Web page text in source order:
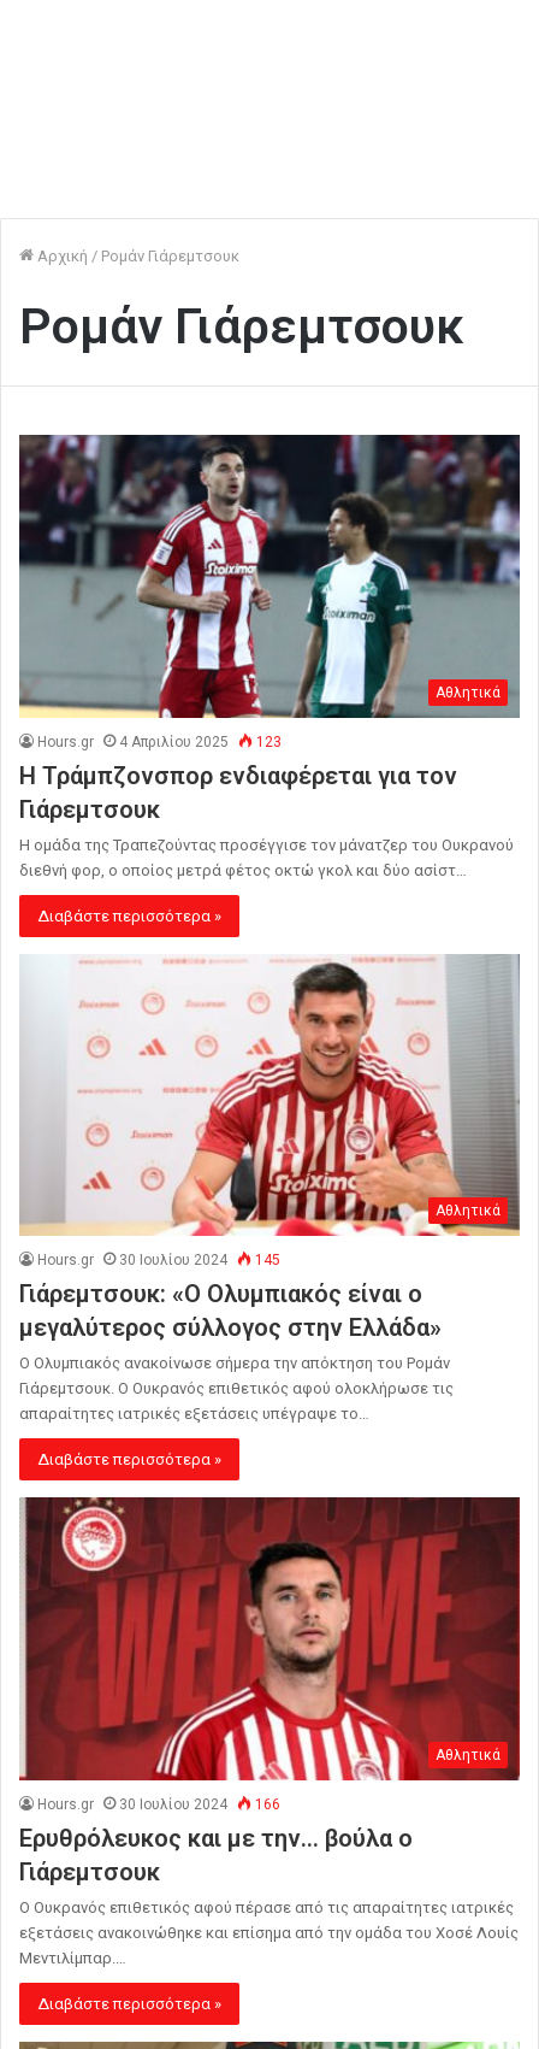
Αρχική / Ρομάν Γιάρεμτσουκ
Ρομάν Γιάρεμτσουκ
Αθλητικά
Hours.gr 4 Απριλίου 2025 123
Η Τράμπζονσπορ ενδιαφέρεται για τον
Γιάρεμτσουκ
Η ομάδα της Τραπεζούντας προσέγγισε τον μάνατζερ του Ουκρανού
διεθνή φορ, ο οποίος μετρά φέτος οκτώ γκολ και δύο ασίστ…
Διαβάστε περισσότερα »
Αθλητικά
Hours.gr 30 Ιουλίου 2024 145
Γιάρεμτσουκ: «Ο Ολυμπιακός είναι ο
μεγαλύτερος σύλλογος στην Ελλάδα»
Ο Ολυμπιακός ανακοίνωσε σήμερα την απόκτηση του Ρομάν
Γιάρεμτσουκ. Ο Ουκρανός επιθετικός αφού ολοκλήρωσε τις
απαραίτητες ιατρικές εξετάσεις υπέγραψε το…
Διαβάστε περισσότερα »
Αθλητικά
Hours.gr 30 Ιουλίου 2024 166
Ερυθρόλευκος και με την… βούλα ο
Γιάρεμτσουκ
Ο Ουκρανός επιθετικός αφού πέρασε από τις απαραίτητες ιατρικές
εξετάσεις ανακοινώθηκε και επίσημα από την ομάδα του Χοσέ Λουίς
Μεντιλίμπαρ.…
Διαβάστε περισσότερα »